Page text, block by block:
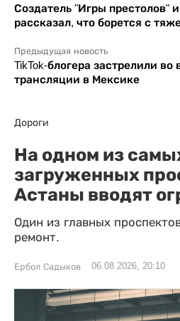
Создатель "Игры престолов"
рассказал, что борется с
Предыдущая новость
TikTok-блогера застрелили
трансляции в Мексике
Дороги
На одном из
загруженных
Астаны вводят
Один из главных
ремонт.
Ербол Садыков 06.08.2026, 20:10